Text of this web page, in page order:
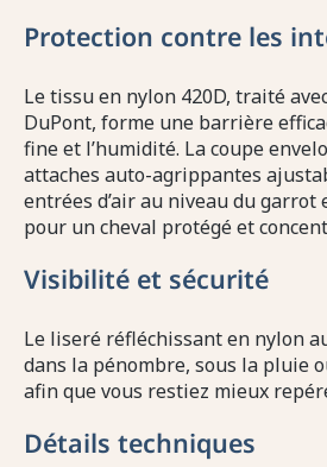
Protection contre les
Le tissu en nylon 420D, traité
DuPont, forme une barrière
fine et l’humidité. La coupe
attaches auto-agrippantes
entrées d’air au niveau du garrot
pour un cheval protégé et
Visibilité et sécurité
Le liseré réfléchissant en nylon
dans la pénombre, sous la pluie
afin que vous restiez mieux
Détails techniques